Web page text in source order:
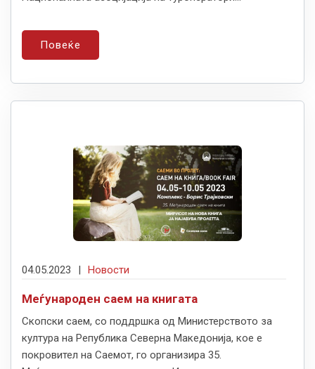
Повеќе
04.05.2023 | Новости
Меѓународен саем на книгата
Скопски саем, со поддршка од Министерството за
култура на Република Северна Македонија, кое е
покровител на Саемот, го организира 35.